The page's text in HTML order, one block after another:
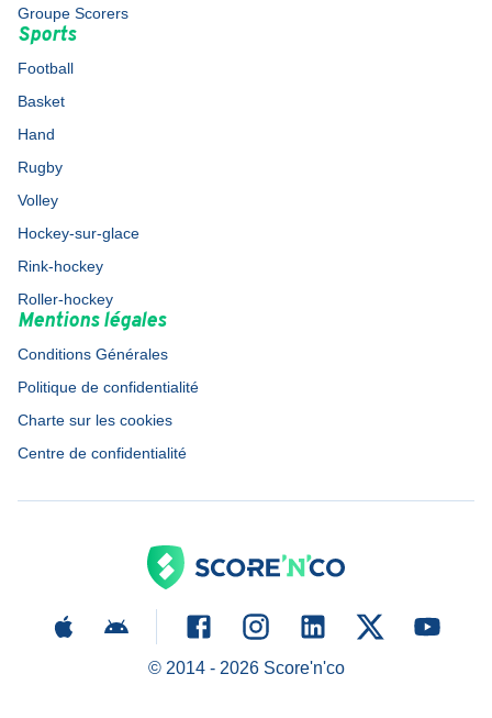
Groupe Scorers
Sports
Football
Basket
Hand
Rugby
Volley
Hockey-sur-glace
Rink-hockey
Roller-hockey
Mentions légales
Conditions Générales
Politique de confidentialité
Charte sur les cookies
Centre de confidentialité
© 2014 - 2026Score'n'co